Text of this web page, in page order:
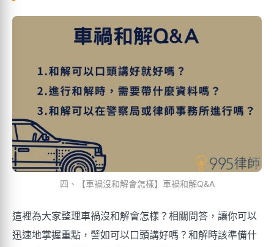
四、【車禍沒和解會怎樣】車禍和解Q&A
這裡為大家整理車禍沒和解會怎樣？相關問答，讓你可以
迅速地掌握重點，譬如可以口頭講好嗎？和解時該準備什